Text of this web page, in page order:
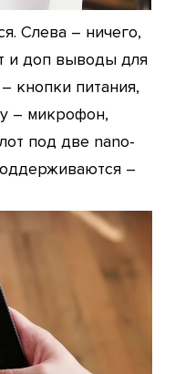
Слева – ничего,
и доп выводы для
кнопки питания,
– микрофон,
под две nano-
–